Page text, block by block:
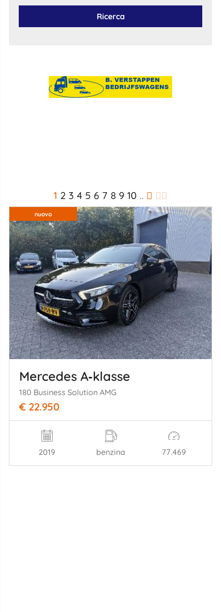
Ricerca
1 2 3 4 5 6 7 8 9 10 ..
nuovo
Mercedes A‑klasse
180 Business Solution AMG
€ 22.950
2019 benzina 77.469